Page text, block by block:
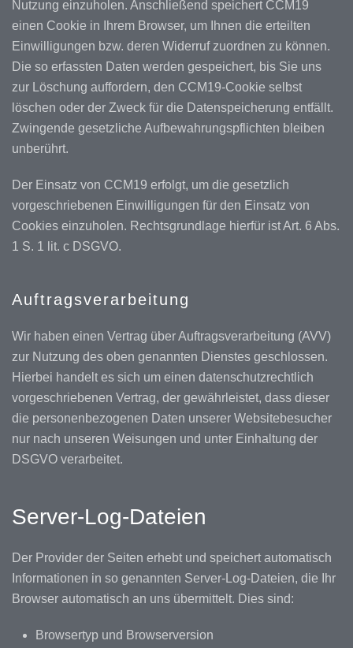
Nutzung einzuholen. Anschließend speichert CCM19
einen Cookie in Ihrem Browser, um Ihnen die erteilten
Einwilligungen bzw. deren Widerruf zuordnen zu können.
Die so erfassten Daten werden gespeichert, bis Sie uns
zur Löschung auffordern, den CCM19-Cookie selbst
löschen oder der Zweck für die Datenspeicherung entfällt.
Zwingende gesetzliche Aufbewahrungspflichten bleiben
unberührt.
Der Einsatz von CCM19 erfolgt, um die gesetzlich
vorgeschriebenen Einwilligungen für den Einsatz von
Cookies einzuholen. Rechtsgrundlage hierfür ist Art. 6 Abs.
1 S. 1 lit. c DSGVO.
Auftragsverarbeitung
Wir haben einen Vertrag über Auftragsverarbeitung (AVV)
zur Nutzung des oben genannten Dienstes geschlossen.
Hierbei handelt es sich um einen datenschutzrechtlich
vorgeschriebenen Vertrag, der gewährleistet, dass dieser
die personenbezogenen Daten unserer Websitebesucher
nur nach unseren Weisungen und unter Einhaltung der
DSGVO verarbeitet.
Server-Log-Dateien
Der Provider der Seiten erhebt und speichert automatisch
Informationen in so genannten Server-Log-Dateien, die Ihr
Browser automatisch an uns übermittelt. Dies sind:
Browsertyp und Browserversion